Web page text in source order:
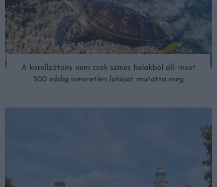
A korallzátony nem csak színes halakból áll: most
500 eddig ismeretlen lakóját mutatta meg